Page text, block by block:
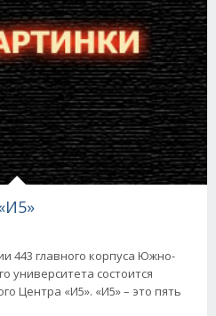
443 главного корпуса Южно-
университета состоится
Центра «И5». «И5» – это пять